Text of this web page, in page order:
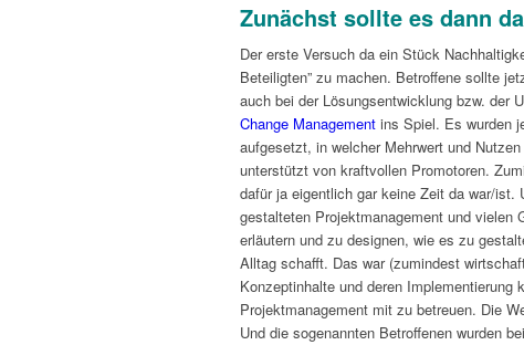
Zunächst sollte es dann
Der erste Versuch da ein Stück
Beteiligten” zu machen. Betroffene sollte
auch bei der Lösungsentwicklung bzw. der
Change Management ins Spiel. Es wurden
aufgesetzt, in welcher Mehrwert und
unterstützt von kraftvollen Promotoren.
dafür ja eigentlich gar keine Zeit da war/
gestalteten Projektmanagement und vielen
erläutern und zu designen, wie es zu
Alltag schafft. Das war (zumindest
Konzeptinhalte und deren
Projektmanagement mit zu betreuen. Die
Und die sogenannten Betroffenen wurden